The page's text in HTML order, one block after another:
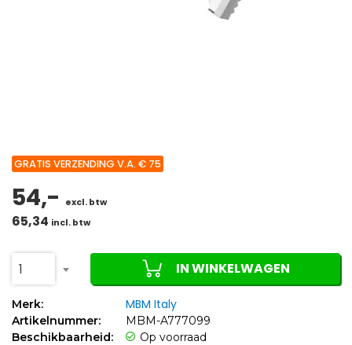
GRATIS VERZENDING V.A. € 75
54,- excl. btw
65,34 incl. btw
1 IN WINKELWAGEN
Merk: MBM Italy
Artikelnummer:
MBM-A777099
Beschikbaarheid:
Op voorraad